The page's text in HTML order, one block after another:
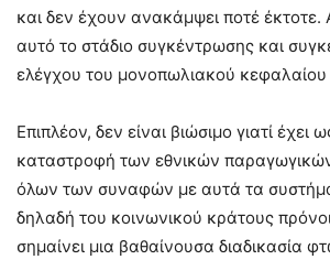
και δεν έχουν ανακάμψει ποτέ έκτοτε.
αυτό το στάδιο συγκέντρωσης και
ελέγχου του μονοπωλιακού κεφαλαίου
Επιπλέον, δεν είναι βιώσιμο γιατί έχει
καταστροφή των εθνικών
όλων των συναφών με αυτά τα
δηλαδή του κοινωνικού κράτους
σημαίνει μια βαθαίνουσα διαδικασία